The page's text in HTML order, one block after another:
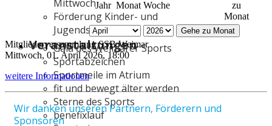
Mittwoch
Förderung Kinder- und
Jugendsport
Veranstaltungen
Gala des Weimarer Sports
Sportabzeichen
Sportmeile im Atrium
fit und bewegt älter werden
Sterne des Sports
benefixlauf
Jahr Monat Woche
zu
Monat
Gehe zu Monat
Mitgliederversammlung SSB Weimar
Mittwoch, 01. April 2026, 18:00
weitere Informationen
Wir danken unseren Partnern, Förderern und
Sponsoren